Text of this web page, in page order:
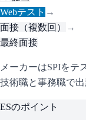
Webテスト →
面接（複数回）
→
最終面接
メーカーはSPIをテ
技術職と事務職で
ESのポイント